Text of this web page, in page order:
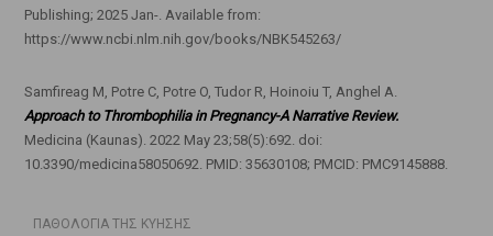
Publishing; 2025 Jan-. Available from:
https://www.ncbi.nlm.nih.gov/books/NBK545263/
Samfireag M, Potre C, Potre O, Tudor R, Hoinoiu T, Anghel A.
Approach to Thrombophilia in Pregnancy-A Narrative Review.
Medicina (Kaunas). 2022 May 23;58(5):692. doi:
10.3390/medicina58050692. PMID: 35630108; PMCID: PMC9145888.
ΠΑΘΟΛΟΓΙΑ ΤΗΣ ΚΥΗΣΗΣ